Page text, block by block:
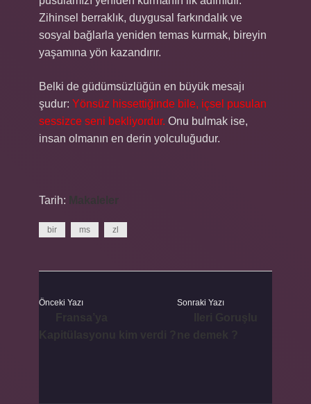
Zihinsel berraklık, duygusal farkındalık ve
sosyal bağlarla yeniden temas kurmak, bireyin
yaşamına yön kazandırır.
Belki de güdümsüzlüğün en büyük mesajı
şudur: Yönsüz hissettiğinde bile, içsel pusulan
sessizce seni bekliyordur. Onu bulmak ise,
insan olmanın en derin yolculuğudur.
Tarih: Makaleler
bir ms zl
Önceki Yazı Sonraki Yazı